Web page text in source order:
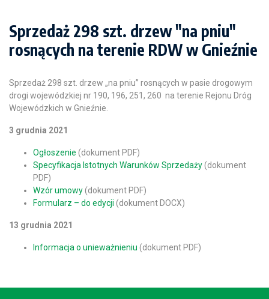
Sprzedaż 298 szt. drzew "na pniu"
rosnących na terenie RDW w Gnieźnie
Sprzedaż 298 szt. drzew „na pniu” rosnących w pasie drogowym
drogi wojewódzkiej nr 190, 196, 251, 260 na terenie Rejonu Dróg
Wojewódzkich w Gnieźnie.
3 grudnia 2021
Ogłoszenie (dokument PDF)
Specyfikacja Istotnych Warunków Sprzedaży(dokument
PDF)
Wzór umowy(dokument PDF)
Formularz – do edycji (dokument DOCX)
13 grudnia 2021
Informacja o unieważnieniu (dokument PDF)